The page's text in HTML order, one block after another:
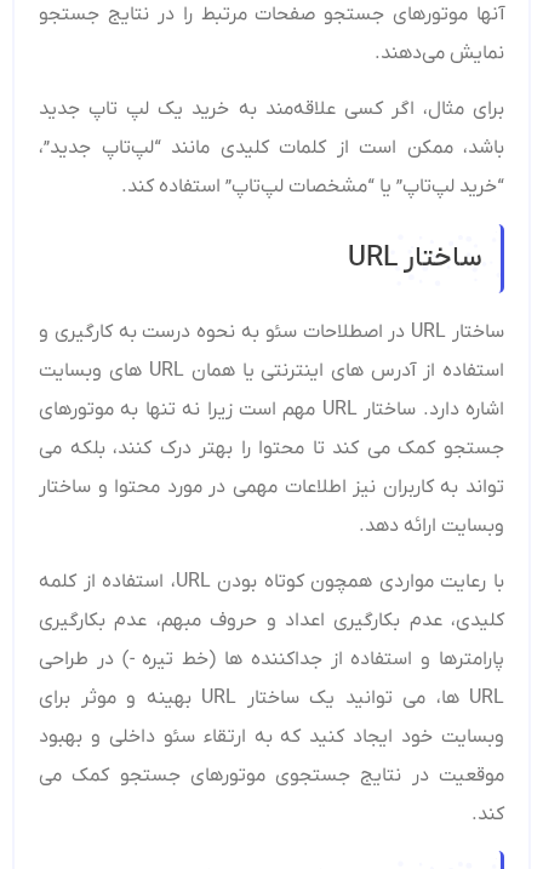
آنها موتورهای جستجو صفحات مرتبط را در نتایج جستجو
نمایش می‌دهند.
برای مثال، اگر کسی علاقه‌مند به خرید یک لپ ‌تاپ جدید
باشد، ممکن است از کلمات کلیدی مانند “لپ‌تاپ جدید”،
“خرید لپ‌تاپ” یا “مشخصات لپ‌تاپ” استفاده کند.
ساختار URL
ساختار URL در اصطلاحات سئو به نحوه درست به کارگیری و
استفاده از آدرس‌ های اینترنتی یا همان URL های وبسایت
اشاره دارد. ساختار URL مهم است زیرا نه تنها به موتورهای
جستجو کمک می ‌کند تا محتوا را بهتر درک کنند، بلکه می
تواند به کاربران نیز اطلاعات مهمی در مورد محتوا و ساختار
وبسایت ارائه دهد.
با رعایت مواردی همچون کوتاه بودن URL، استفاده از کلمه
کلیدی، عدم بکارگیری اعداد و حروف مبهم، عدم بکارگیری
پارامترها و استفاده از جداکننده ها (خط تیره -) در طراحی
URL ها، می‌ توانید یک ساختار URL بهینه و موثر برای
وبسایت خود ایجاد کنید که به ارتقاء سئو داخلی و بهبود
موقعیت در نتایج جستجوی موتورهای جستجو کمک می
‌کند.